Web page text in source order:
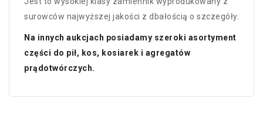
surowców najwyższej jakości z dbałością o szczegóły.
Na innych aukcjach posiadamy szeroki asortyment
części do pił, kos, kosiarek i agregatów
prądotwórczych.